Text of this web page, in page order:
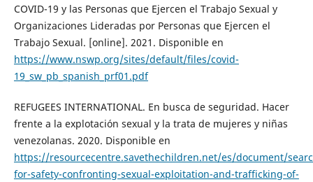
COVID-19 y las Personas que Ejercen el Trabajo Sexual y
Organizaciones Lideradas por Personas que Ejercen el
Trabajo Sexual. [online]. 2021. Disponible en
https://www.nswp.org/sites/default/files/covid-
19_sw_pb_spanish_prf01.pdf
REFUGEES INTERNATIONAL. En busca de seguridad. Hacer
frente a la explotación sexual y la trata de mujeres y niñas
venezolanas. 2020. Disponible en
https://resourcecentre.savethechildren.net/es/document/
for-safety-confronting-sexual-exploitation-and-trafficking-of-